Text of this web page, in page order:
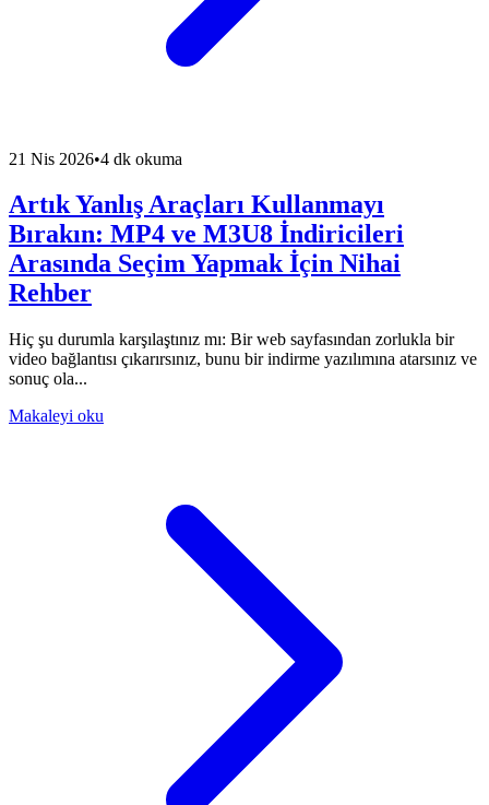
21 Nis 2026•4 dk okuma
Artık Yanlış Araçları Kullanmayı
Bırakın: MP4 ve M3U8 İndiricileri
Arasında Seçim Yapmak İçin Nihai
Rehber
Hiç şu durumla karşılaştınız mı: Bir web sayfasından zorlukla bir
video bağlantısı çıkarırsınız, bunu bir indirme yazılımına atarsınız ve
sonuç ola...
Makaleyi oku